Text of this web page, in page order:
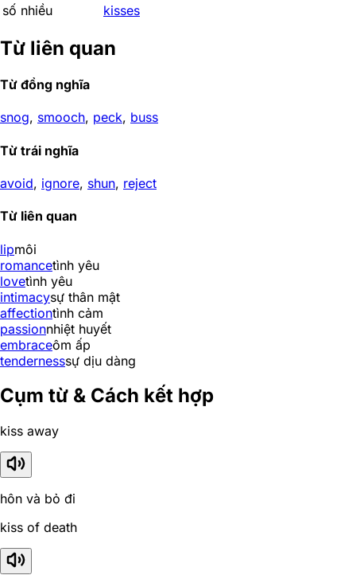
số nhiều
kisses
Từ liên quan
Từ đồng nghĩa
snog, smooch, peck, buss
Từ trái nghĩa
avoid, ignore, shun, reject
Từ liên quan
lipmôi
romancetình yêu
lovetình yêu
intimacysự thân mật
affectiontình cảm
passionnhiệt huyết
embraceôm ấp
tendernesssự dịu dàng
Cụm từ & Cách kết hợp
kiss away
hôn và bỏ đi
kiss of death